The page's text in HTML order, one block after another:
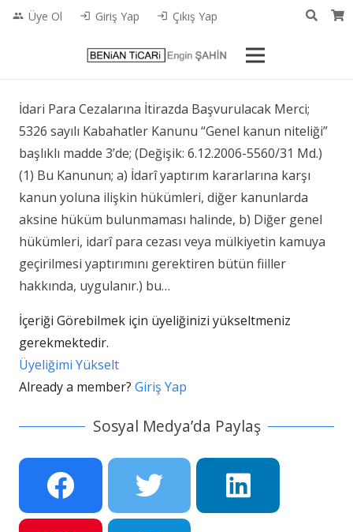
people Üye Ol login Giriş Yap login Çıkış Yap
İdari Para Cezalarına İtirazda Başvurulacak Merci;
5326 sayılı Kabahatler Kanunu “Genel kanun niteliği”
başlıklı madde 3’de; (Değişik: 6.12.2006-5560/31 Md.)
(1) Bu Kanunun; a) İdarî yaptırım kararlarına karşı
kanun yoluna ilişkin hükümleri, diğer kanunlarda
aksine hüküm bulunmaması halinde, b) Diğer genel
hükümleri, idarî para cezası veya mülkiyetin kamuya
geçirilmesi yaptırımını gerektiren bütün fiiller
hakkında, uygulanır.) bu…
İçeriği Görebilmek için üyeliğinizi yükseltmeniz
gerekmektedir.
Üyeliğimi Yükselt
Already a member? Giriş Yap
Sosyal Medya’da Paylaş